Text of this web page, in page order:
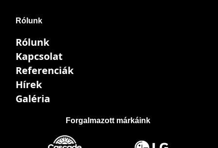
Rólunk
Rólunk
Kapcsolat
Referenciák
Hírek
Galéria
Forgalmazott márkáink